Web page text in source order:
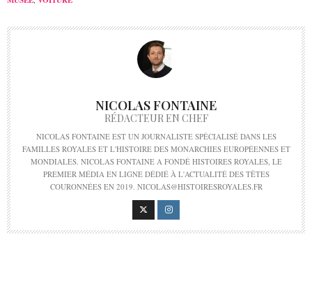
NICOLAS FONTAINE
RÉDACTEUR EN CHEF
NICOLAS FONTAINE EST UN JOURNALISTE SPÉCIALISÉ DANS LES
FAMILLES ROYALES ET L'HISTOIRE DES MONARCHIES EUROPÉENNES ET
MONDIALES. NICOLAS FONTAINE A FONDÉ HISTOIRES ROYALES, LE
PREMIER MÉDIA EN LIGNE DÉDIÉ À L'ACTUALITÉ DES TÊTES
COURONNÉES EN 2019. NICOLAS@HISTOIRESROYALES.FR